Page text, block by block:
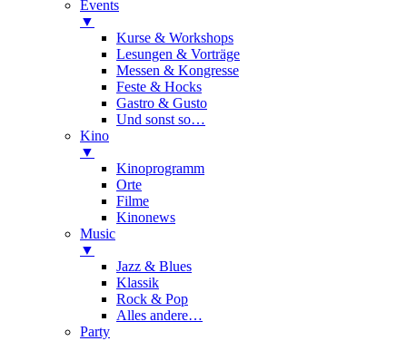
Events
▼
Kurse & Workshops
Lesungen & Vorträge
Messen & Kongresse
Feste & Hocks
Gastro & Gusto
Und sonst so…
Kino
▼
Kinoprogramm
Orte
Filme
Kinonews
Music
▼
Jazz & Blues
Klassik
Rock & Pop
Alles andere…
Party